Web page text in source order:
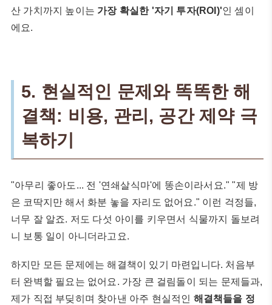
산 가치까지 높이는 가장 확실한 '자기 투자(ROI)'인 셈이
에요.
5. 현실적인 문제와 똑똑한 해
결책: 비용, 관리, 공간 제약 극
복하기
"아무리 좋아도... 전 '연쇄살식마'에 똥손이라서요." "제 방
은 코딱지만 해서 화분 놓을 자리도 없어요." 이런 걱정들,
너무 잘 알죠. 저도 다섯 아이를 키우면서 식물까지 돌보려
니 보통 일이 아니더라고요.
하지만 모든 문제에는 해결책이 있기 마련입니다. 처음부
터 완벽할 필요는 없어요. 가장 큰 걸림돌이 되는 문제들과,
제가 직접 부딪히며 찾아낸 아주 현실적인 해결책들을 정